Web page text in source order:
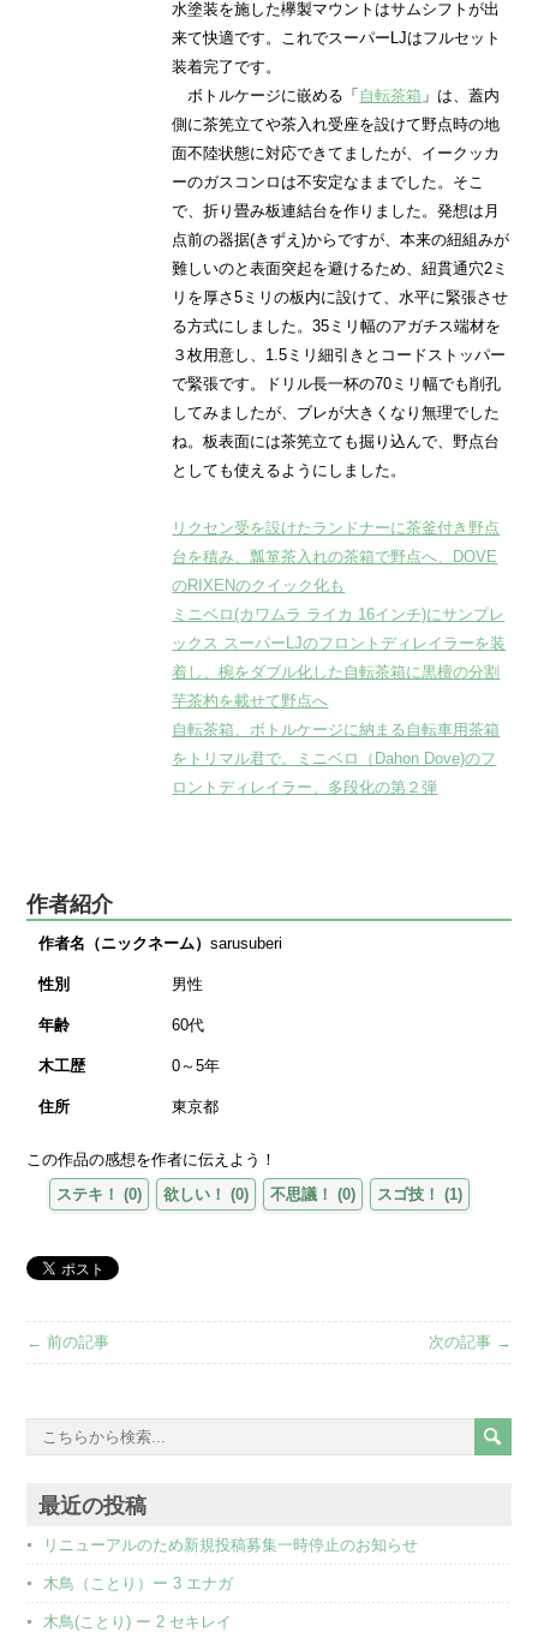
水塗装を施した欅製マウントはサムシフトが出
来て快適です。これでスーパーLJはフルセット
装着完了です。
ボトルケージに嵌める「 自転茶箱 」は、蓋内
側に茶筅立てや茶入れ受座を設けて野点時の地
面不陸状態に対応できてましたが、イークッカ
ーのガスコンロは不安定なままでした。そこ
で、折り畳み板連結台を作りました。発想は月
点前の器据(きずえ)からですが、本来の紐組みが
難しいのと表面突起を避けるため、紐貫通穴2ミ
リを厚さ5ミリの板内に設けて、水平に緊張させ
る方式にしました。35ミリ幅のアガチス端材を
３枚用意し、1.5ミリ細引きとコードストッパー
で緊張です。ドリル長一杯の70ミリ幅でも削孔
してみましたが、ブレが大きくなり無理でした
ね。板表面には茶筅立ても掘り込んで、野点台
としても使えるようにしました。
リクセン受を設けたランドナーに茶釜付き野点
台を積み、瓢箪茶入れの茶箱で野点へ、DOVE
のRIXENのクイック化も
ミニベロ(カワムラ ライカ 16インチ)にサンプレ
ックス スーパーLJのフロントディレイラーを装
着し、椀をダブル化した自転茶箱に黒檀の分割
芋茶杓を載せて野点へ
自転茶箱、ボトルケージに納まる自転車用茶箱
をトリマル君で。ミニベロ（Dahon Dove)のフ
ロントディレイラー、多段化の第２弾
作者紹介
作者名（ニックネーム）sarusuberi
性別 男性
年齢 60代
木工歴 0～5年
住所 東京都
この作品の感想を作者に伝えよう！
ステキ！
(0) 欲しい！ (0) 不思議！ (0) スゴ技！ (1)
← 前の記事 次の記事 →
最近の投稿
リニューアルのため新規投稿募集一時停止のお知らせ
木鳥（ことり）ー 3 エナガ
木鳥(ことり) ー 2 セキレイ